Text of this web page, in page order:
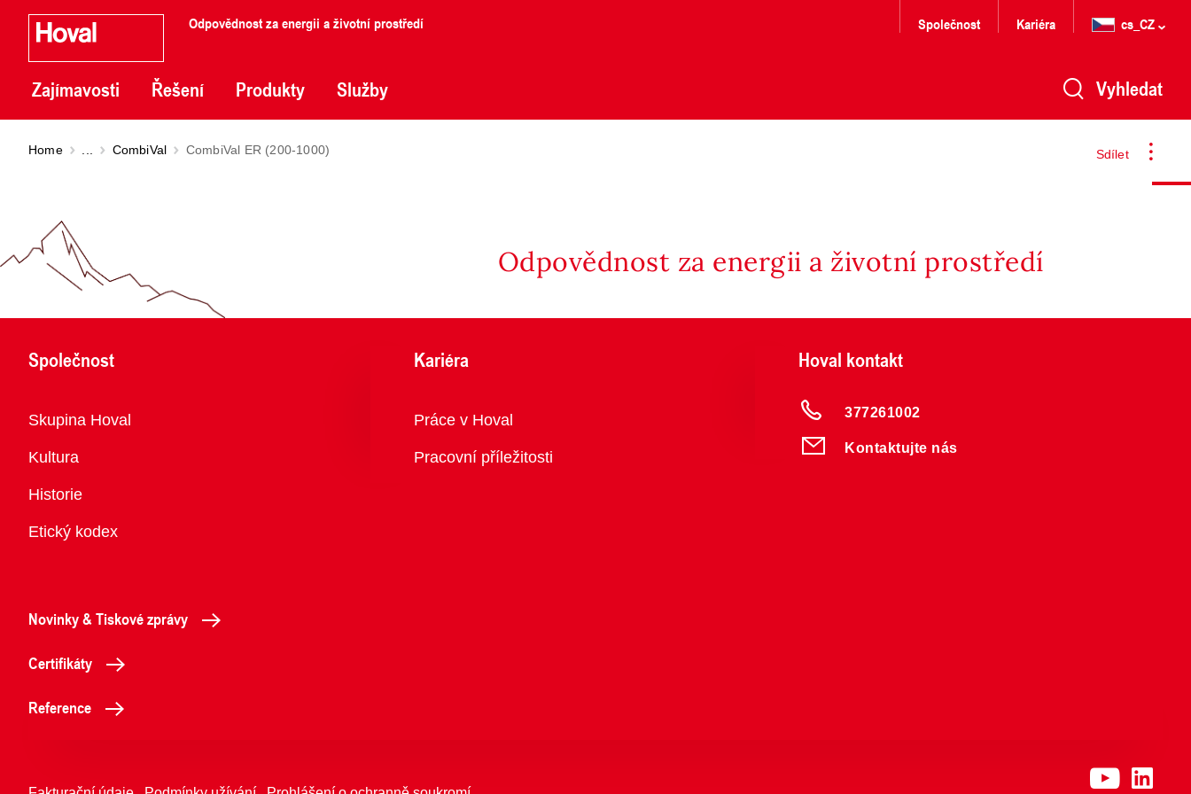
Odpovědnost za energii a životní prostředí
Zajímavosti Řešení Produkty Služby
Společnost Kariéra cs_CZ
Vyhledat
Sdílet
Home CombiVal CombiVal ER (200-1000)
Odpovědnost za energii a životní prostředí
Společnost
Přehled
Skupina Hoval
Kultura
Historie
Etický kodex
Kariéra
Přehled
Práce v Hoval
Pracovní příležitosti
Hoval kontakt
377261002
Kontaktujte nás
Novinky & Tiskové zprávy
Certifikáty
Reference